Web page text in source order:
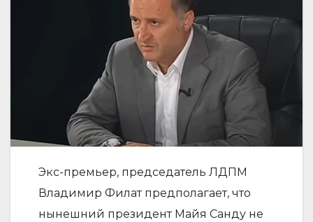
Экс-премьер, председатель ЛДПМ
Владимир Филат предполагает, что
нынешний президент Майя Санду не